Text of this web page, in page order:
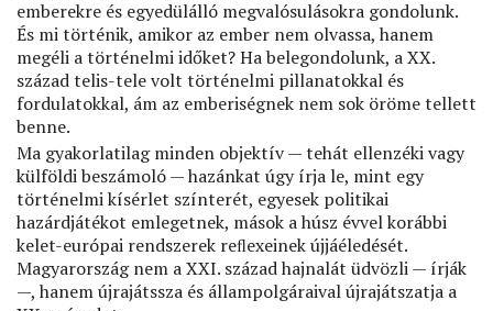
emberekre és egyedülálló megvalósulásokra gondolunk.
És mi történik, amikor az ember nem olvassa, hanem
megéli a történelmi időket? Ha belegondolunk, a XX.
század telis-tele volt történelmi pillanatokkal és
fordulatokkal, ám az emberiségnek nem sok öröme tellett
benne.
Ma gyakorlatilag minden objektív — tehát ellenzéki vagy
külföldi beszámoló — hazánkat úgy írja le, mint egy
történelmi kísérlet színterét, egyesek politikai
hazárdjátékot emlegetnek, mások a húsz évvel korábbi
kelet-európai rendszerek reﬂexeinek újjáéledését.
Magyarország nem a XXI. század hajnalát üdvözli — írják
—, hanem újrajátssza és állampolgáraival újrajátszatja a